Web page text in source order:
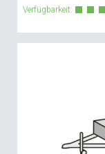
Verfügbarkeit: